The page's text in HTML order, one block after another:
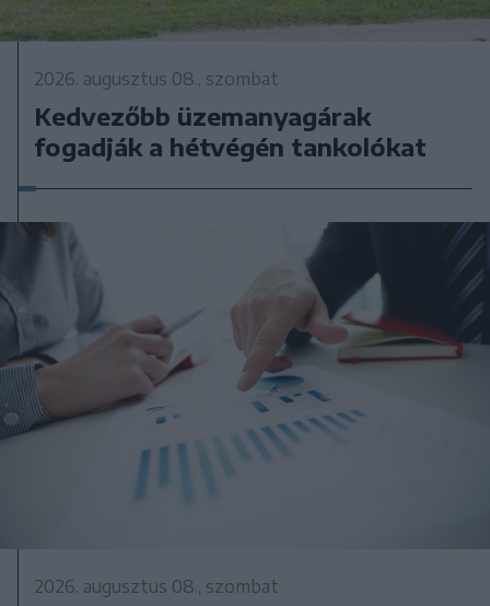
2026. augusztus 08., szombat
Kedvezőbb üzemanyagárak
fogadják a hétvégén tankolókat
2026. augusztus 08., szombat